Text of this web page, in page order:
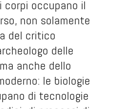
corpi occupano il
non solamente
del critico
delle
anche dello
le biologie
di tecnologie